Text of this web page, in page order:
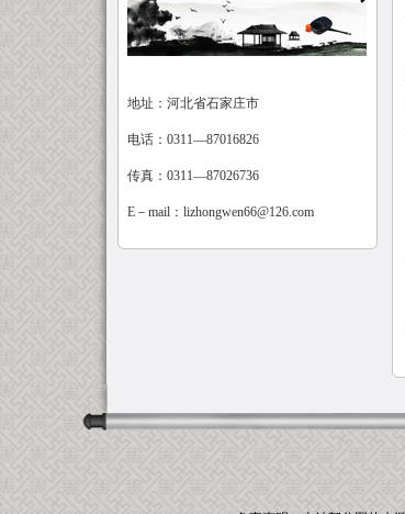
地址：河北省石家庄市
电话：0311—87016826
传真：0311—87026736
E－mail： lizhongwen66@126.com